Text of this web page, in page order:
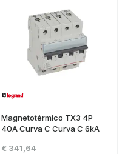
Magnetotérmico TX3 4P
40A Curva C Curva C 6kA
€ 341,64